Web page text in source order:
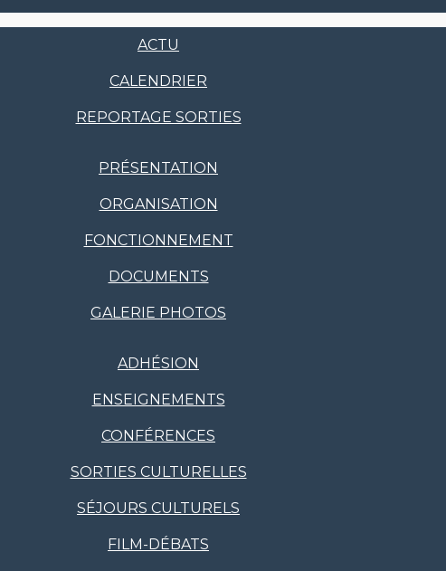
ACTU
CALENDRIER
REPORTAGE SORTIES
PRÉSENTATION
ORGANISATION
FONCTIONNEMENT
DOCUMENTS
GALERIE PHOTOS
ADHÉSION
ENSEIGNEMENTS
CONFÉRENCES
SORTIES CULTURELLES
SÉJOURS CULTURELS
FILM-DÉBATS